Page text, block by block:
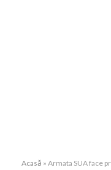
Acasă » Armata SUA face